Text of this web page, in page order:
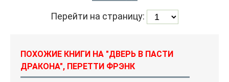
Перейти на страницу:
ПОХОЖИЕ КНИГИ НА "ДВЕРЬ В ПАСТИ
ДРАКОНА", ПЕРЕТТИ ФРЭНК